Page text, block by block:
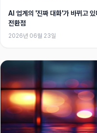
AI 업계의 '진짜 대화'가 바뀌고
전환점
2026년 06월 23일